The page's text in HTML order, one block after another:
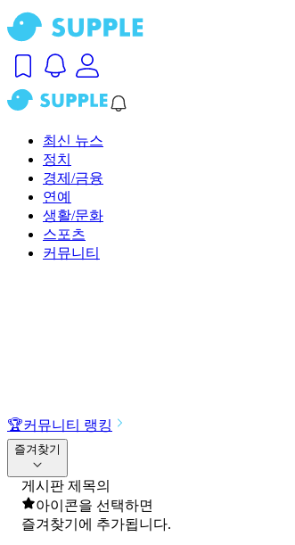
최신 뉴스
정치
경제/금융
연예
생활/문화
스포츠
커뮤니티
🏆커뮤니티 랭킹
즐겨찾기
게시판 제목의
아이콘을 선택하면
즐겨찾기에 추가됩니다.